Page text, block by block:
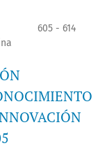
605 - 614